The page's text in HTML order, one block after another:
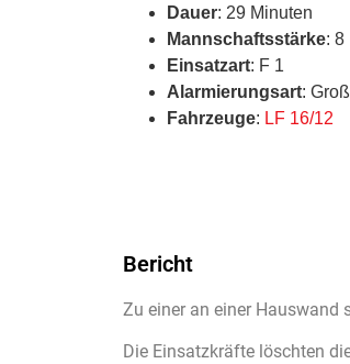
Dauer: 29 Minuten
Mannschaftsstärke: 8
Einsatzart: F 1
Alarmierungsart:
Fahrzeuge: LF 16/12
Bericht
Zu einer an einer Hauswand
Die Einsatzkräfte löschten